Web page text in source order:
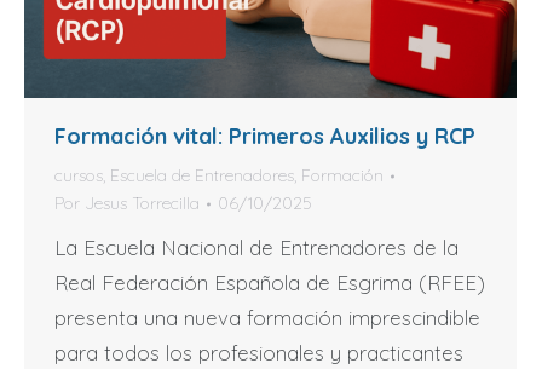
Formación vital: Primeros Auxilios y RCP
cursos, Escuela de Entrenadores, Formación
Por Jesus Torrecilla 06/10/2025
La Escuela Nacional de Entrenadores de la
Real Federación Española de Esgrima (RFEE)
presenta una nueva formación imprescindible
para todos los profesionales y practicantes